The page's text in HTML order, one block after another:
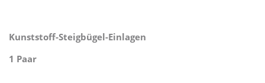
Kunststoff-Steigbügel-Einlagen
1 Paar